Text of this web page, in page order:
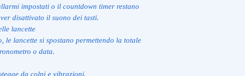
impostati o il countdown timer restano
disattivato il suono dei tasti.
lancette
le lancette si spostano permettendo la totale
o data.
da colpi e vibrazioni.